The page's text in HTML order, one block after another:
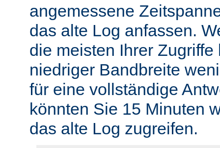
angemessene
das alte Log anfassen.
die meisten Ihrer
niedriger Bandbreite
für eine vollständige
könnten Sie 15 Minuten
das alte Log zugreifen.